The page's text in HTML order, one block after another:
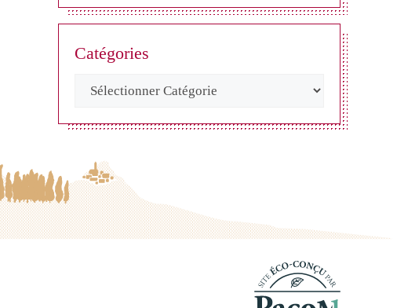
Catégories